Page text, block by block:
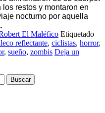
restos y montaron en
nocturno por aquella
El Maléfico Etiquetado
reflectante, ciclistas, horror,
, sueño, zombis Deja un